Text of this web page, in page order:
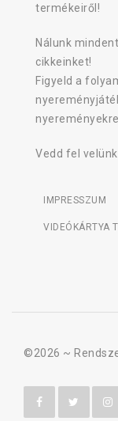
termékeiről!
Nálunk
cikkeinket!
Figyeld a
Vedd fel
IMPRESSZUM
VIDEÓKÁRTYA
©2026 ~